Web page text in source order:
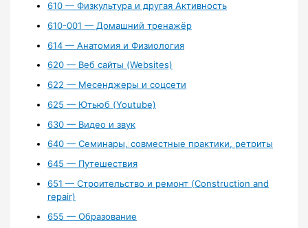
610 — Физкультура и другая Активность
610-001 — Домашний тренажёр
614 — Анатомия и Физиология
620 — Веб сайты (Websites)
622 — Месенджеры и соцсети
625 — Ютьюб (Youtube)
630 — Видео и звук
640 — Семинары, совместные практики, ретриты
645 — Путешествия
651 — Строительство и ремонт (Construction and
repair)
655 — Образование